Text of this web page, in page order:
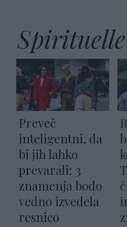
Spirituelle
Preveč
inteligentni, da
bi jih lahko
prevarali: 3
znamenja bodo
vedno izvedela
resnico